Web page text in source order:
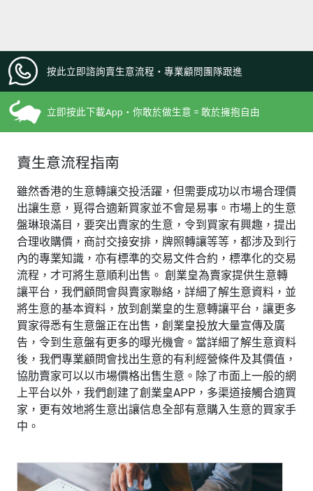
按此立即諮詢賣生意流程・專業顧問團隊跟進
立即按此下載App・你敢於做生意 = 敢於擁抱自由
賣生意流程指南
雖然香港的生意轉讓交投活躍，但需要成功以市場合理價
出讓生意，覓得合適新買家並不會是易事。市場上的生意
盤琳琅滿目，要突出賣家的生意，令到買家有興趣，提出
合理收購價，商討交接安排，牌照轉讓等等，都涉及到行
內的專業知識，亦有標準的交易文件合約，標準化的交易
流程，才可將生意順利出售。 創業皇為賣家提供生意轉
讓平台，我們顧問會與賣家聯絡，詳細了解生意資料，並
將生意的基本資料，放到創業皇的生意轉讓平台，讓更多
買家得悉有生意盤正在出售，創業皇投放大量宣傳及廣
告，令到生意盤有更多的曝光機會。當詳細了解生意資料
後，我們專業顧問會找出生意的有利經營條件及其價值，
協肋賣家可以以市場價格出售生意。除了市面上一般的網
上平台以外，我們創建了創業皇APP，多渠道接觸合適買
家，更有效地將生意出讓信息全部有意購入生意的買家手
中。